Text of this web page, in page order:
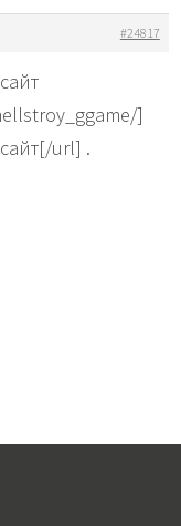
#24817
]
url] .